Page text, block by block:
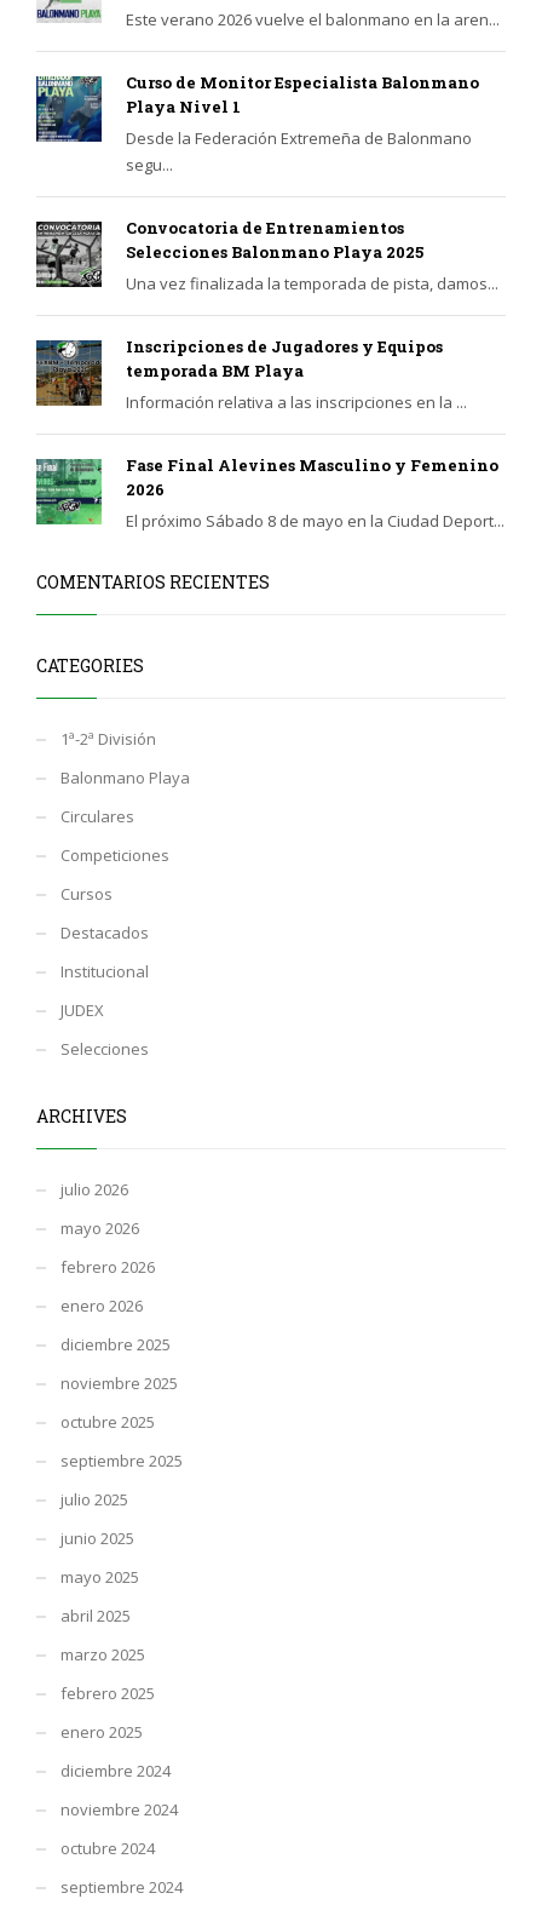
Este verano 2026 vuelve el balonmano en la aren...
Curso de Monitor Especialista Balonmano
Playa Nivel 1
Desde la Federación Extremeña de Balonmano
segu...
Convocatoria de Entrenamientos
Selecciones Balonmano Playa 2025
Una vez finalizada la temporada de pista, damos...
Inscripciones de Jugadores y Equipos
temporada BM Playa
Información relativa a las inscripciones en la ...
Fase Final Alevines Masculino y Femenino
2026
El próximo Sábado 8 de mayo en la Ciudad Deport...
COMENTARIOS RECIENTES
CATEGORIES
1ª-2ª División
Balonmano Playa
Circulares
Competiciones
Cursos
Destacados
Institucional
JUDEX
Selecciones
ARCHIVES
julio 2026
mayo 2026
febrero 2026
enero 2026
diciembre 2025
noviembre 2025
octubre 2025
septiembre 2025
julio 2025
junio 2025
mayo 2025
abril 2025
marzo 2025
febrero 2025
enero 2025
diciembre 2024
noviembre 2024
octubre 2024
septiembre 2024